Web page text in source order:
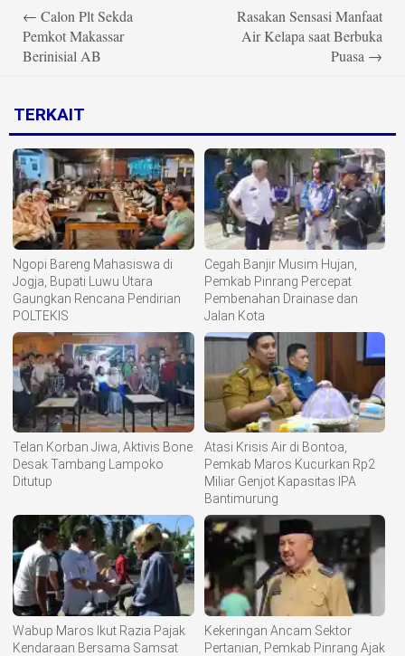
navigation
← Calon Plt Sekda
Pemkot Makassar
Berinisial AB
Rasakan Sensasi Manfaat
Air Kelapa saat Berbuka
Puasa →
TERKAIT
Ngopi Bareng Mahasiswa di
Jogja, Bupati Luwu Utara
Gaungkan Rencana Pendirian
POLTEKIS
Cegah Banjir Musim Hujan,
Pemkab Pinrang Percepat
Pembenahan Drainase dan
Jalan Kota
Telan Korban Jiwa, Aktivis Bone
Desak Tambang Lampoko
Ditutup
Atasi Krisis Air di Bontoa,
Pemkab Maros Kucurkan Rp2
Miliar Genjot Kapasitas IPA
Bantimurung
Wabup Maros Ikut Razia Pajak
Kendaraan Bersama Samsat
Kekeringan Ancam Sektor
Pertanian, Pemkab Pinrang Ajak